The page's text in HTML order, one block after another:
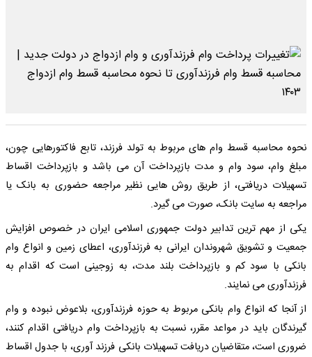
نحوه محاسبه قسط وام های مربوط به تولد فرزند، تابع فاکتورهایی چون،
مبلغ وام، سود وام و مدت بازپرداخت آن می باشد و بازپرداخت اقساط
تسهیلات دریافتی، از طریق روش هایی نظیر مراجعه حضوری به بانک یا
مراجعه به سایت بانک، صورت می گیرد.
یکی از مهم ترین تدابیر دولت جمهوری اسلامی ایران در خصوص افزایش
جمعیت و تشویق شهروندان ایرانی به فرزندآوری، اعطای زمین و انواع وام
بانکی با سود کم و بازپرداخت بلند مدت، به زوجینی است که اقدام به
فرزندآوری می نمایند.
از آنجا که انواع وام بانکی مربوط به حوزه فرزندآوری، بلاعوض نبوده و وام
گیرندگان باید در مواعد مقرر، نسبت به بازپرداخت وام دریافتی اقدام کنند،
ضروری است، متقاضیان دریافت تسهیلات بانکی فرزند آوری، با جدول اقساط